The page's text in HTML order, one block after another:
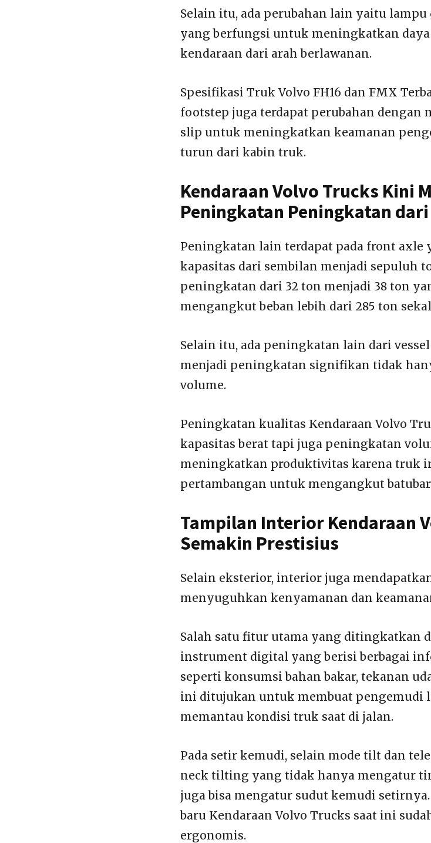
Selain itu, ada perubahan lain yaitu lampu
yang berfungsi untuk meningkatkan
kendaraan dari arah berlawanan.
Spesifikasi Truk Volvo FH16 dan FMX
footstep juga terdapat perubahan
slip untuk meningkatkan keamanan
turun dari kabin truk.
Kendaraan Volvo Trucks Kini
Peningkatan Peningkatan dari
Peningkatan lain terdapat pada front
kapasitas dari sembilan menjadi sepuluh
peningkatan dari 32 ton menjadi 38 ton
mengangkut beban lebih dari 285 ton
Selain itu, ada peningkatan lain dari
menjadi peningkatan signifikan tidak
volume.
Peningkatan kualitas Kendaraan Volvo
kapasitas berat tapi juga peningkatan
meningkatkan produktivitas karena truk
pertambangan untuk mengangkut
Tampilan Interior Kendaraan
Semakin Prestisius
Selain eksterior, interior juga
menyuguhkan kenyamanan dan
Salah satu fitur utama yang ditingkatkan
instrument digital yang berisi berbagai
seperti konsumsi bahan bakar, tekanan
ini ditujukan untuk membuat pengemudi
memantau kondisi truk saat di jalan.
Pada setir kemudi, selain mode tilt dan
neck tilting yang tidak hanya mengatur
juga bisa mengatur sudut kemudi
baru Kendaraan Volvo Trucks saat ini
ergonomis.